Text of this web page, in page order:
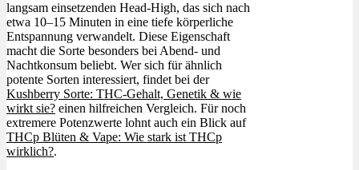
langsam einsetzenden Head-High, das sich nach
etwa 10–15 Minuten in eine tiefe körperliche
Entspannung verwandelt. Diese Eigenschaft
macht die Sorte besonders bei Abend- und
Nachtkonsum beliebt. Wer sich für ähnlich
potente Sorten interessiert, findet bei der
Kushberry Sorte: THC-Gehalt, Genetik & wie
wirkt sie? einen hilfreichen Vergleich. Für noch
extremere Potenzwerte lohnt auch ein Blick auf
THCp Blüten & Vape: Wie stark ist THCp
wirklich?.